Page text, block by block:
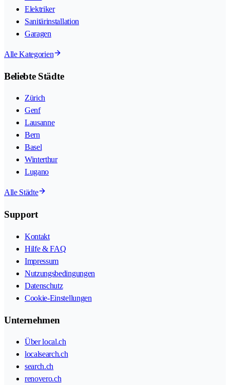
Elektriker
Sanitärinstallation
Garagen
Alle Kategorien
Beliebte Städte
Zürich
Genf
Lausanne
Bern
Basel
Winterthur
Lugano
Alle Städte
Support
Kontakt
Hilfe & FAQ
Impressum
Nutzungsbedingungen
Datenschutz
Cookie-Einstellungen
Unternehmen
Über local.ch
localsearch.ch
search.ch
renovero.ch